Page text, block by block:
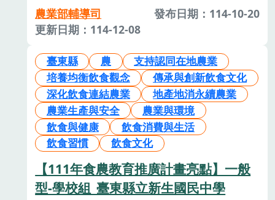
農業部輔導司
發布日期：114-10-20
更新日期：114-12-08
臺東縣 農
支持認同在地農業
培養均衡飲食觀念
傳承與創新飲食文化
深化飲食連結農業
地產地消永續農業
農業生產與安全
農業與環境
飲食與健康
飲食消費與生活
飲食習慣
飲食文化
【111年食農教育推廣計畫亮點】一般
型-學校組_臺東縣立新生國民中學